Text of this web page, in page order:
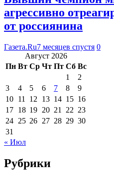
агрессивно
от россиянина
Газета.Ru7 месяцев спустя 0
Август 2026
Пн Вт Ср Чт Пт Сб Вс
1
2
3
4 5 6 7 8
9
10 11 12 13 14 15 16
17 18 19 20 21 22 23
24 25 26 27 28 29 30
31
« Июл
Рубрики